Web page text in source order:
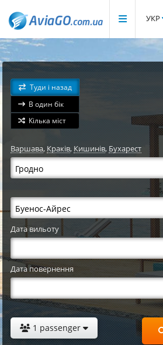
УКР
Туди і назад
В один бік
Кілька міст
Варшава,Краків, Кишинів, Бухарест
Дата вильоту
Дата повернення
1 passenger